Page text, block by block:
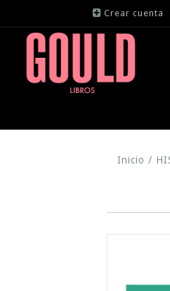
Crear cuenta
Inicio /